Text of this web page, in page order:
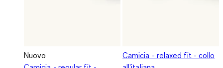
Nuovo
Camicia - relaxed fit - collo